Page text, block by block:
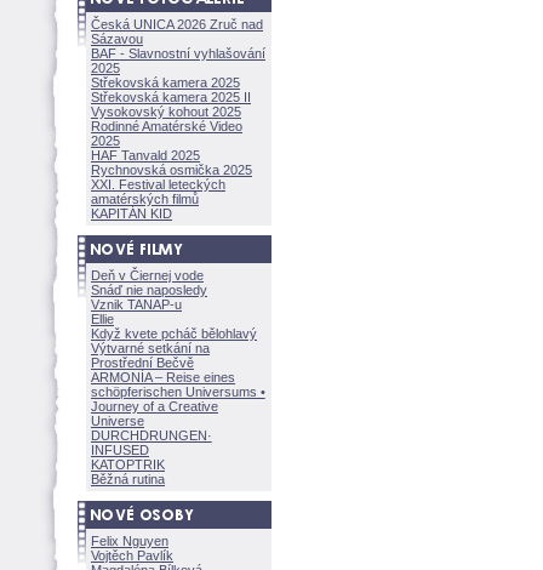
Česká UNICA 2026 Zruč nad
Sázavou
BAF - Slavnostní vyhlašování
2025
Střekovská kamera 2025
Střekovská kamera 2025 II
Vysokovský kohout 2025
Rodinné Amatérské Video
2025
HAF Tanvald 2025
Rychnovská osmička 2025
XXI. Festival leteckých
amatérských filmů
KAPITÁN KID
Deň v Čiernej vode
Snáď nie naposledy
Vznik TANAP-u
Ellie
Když kvete pcháč bělohlavý
Výtvarné setkání na
Prostřední Bečvě
ARMONÍA – Reise eines
schöpferischen Universums •
Journey of a Creative
Universe
DURCHDRUNGEN·
INFUSED
KATOPTRIK
Běžná rutina
Felix Nguyen
Vojtěch Pavlík